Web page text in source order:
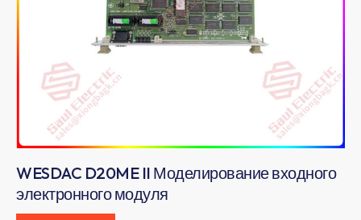
WESDAC D20ME II Моделирование входного
электронного модуля